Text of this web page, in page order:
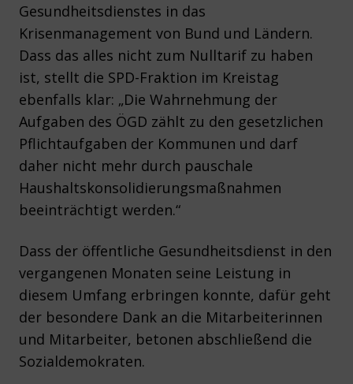
Gesundheitsdienstes in das
Krisenmanagement von Bund und Ländern.
Dass das alles nicht zum Nulltarif zu haben
ist, stellt die SPD-Fraktion im Kreistag
ebenfalls klar: „Die Wahrnehmung der
Aufgaben des ÖGD zählt zu den gesetzlichen
Pflichtaufgaben der Kommunen und darf
daher nicht mehr durch pauschale
Haushaltskonsolidierungsmaßnahmen
beeinträchtigt werden.“
Dass der öffentliche Gesundheitsdienst in den
vergangenen Monaten seine Leistung in
diesem Umfang erbringen konnte, dafür geht
der besondere Dank an die Mitarbeiterinnen
und Mitarbeiter, betonen abschließend die
Sozialdemokraten.